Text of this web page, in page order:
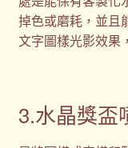
掉色或磨耗，並且
文字圖樣光影效果
3.水晶獎盃